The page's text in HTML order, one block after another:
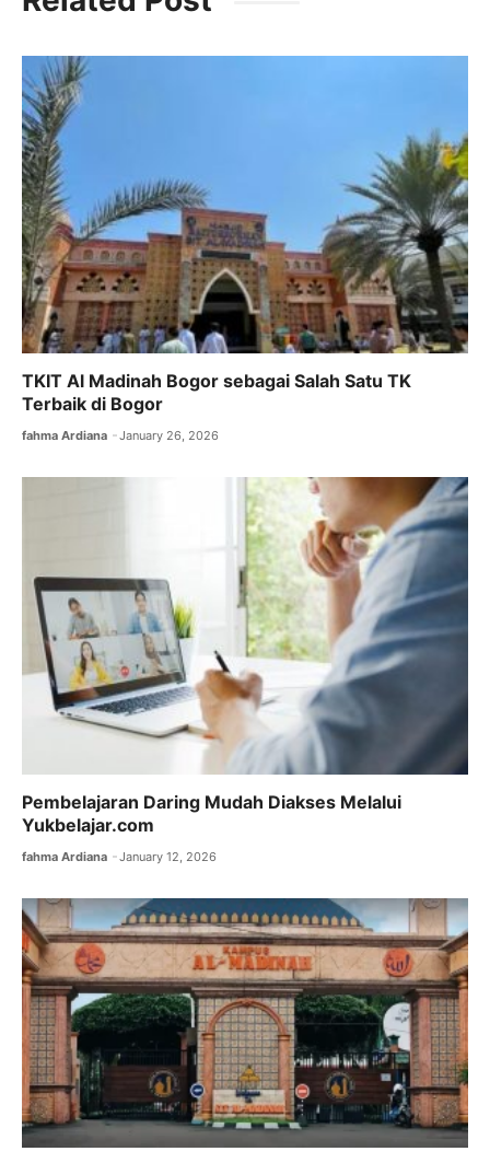
e
b
o
o
k
er l
s
A a
TKIT Al Madinah Bogor sebagai Salah Satu TK
Terbaik di Bogor
fahma Ardiana January 26, 2026
Pembelajaran Daring Mudah Diakses Melalui
Yukbelajar.com
fahma Ardiana January 12, 2026